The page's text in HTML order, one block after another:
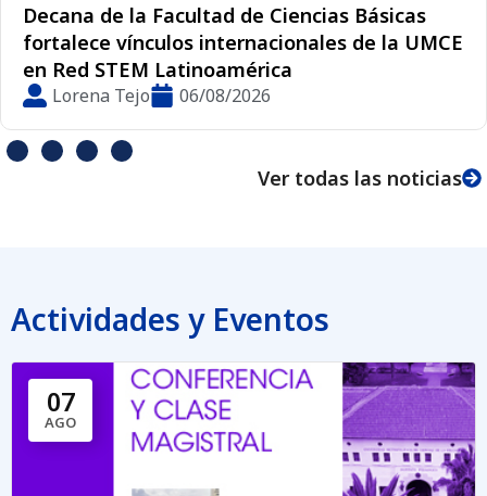
Decana de la Facultad de Ciencias Básicas
fortalece vínculos internacionales de la UMCE
en Red STEM Latinoamérica
Lorena Tejo 06/08/2026
Ver todas las noticias
Actividades y Eventos
07
AGO